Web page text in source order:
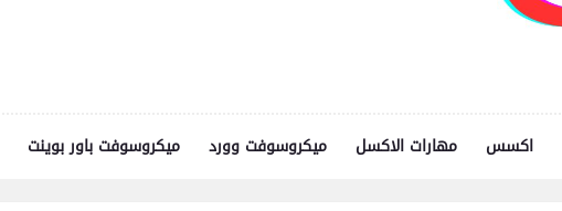
اكسس مهارات الاكسل ميكروسوفت وورد ميكروسوفت باور بوينت